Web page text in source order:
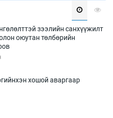
зээлийн санхүүжилт
оюутан төлбөрийн
хошой аваргаар